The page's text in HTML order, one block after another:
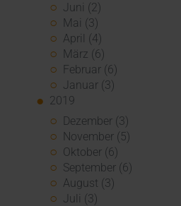
Juni (2)
Mai (3)
April (4)
März (6)
Februar (6)
Januar (3)
2019
Dezember (3)
November (5)
Oktober (6)
September (6)
August (3)
Juli (3)